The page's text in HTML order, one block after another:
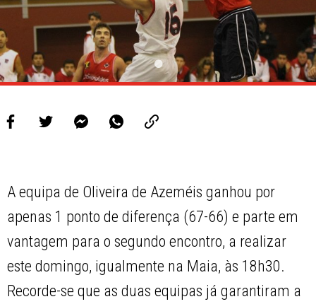
A equipa de Oliveira de Azeméis ganhou por
apenas 1 ponto de diferença (67-66) e parte em
vantagem para o segundo encontro, a realizar
este domingo, igualmente na Maia, às 18h30.
Recorde-se que as duas equipas já garantiram a